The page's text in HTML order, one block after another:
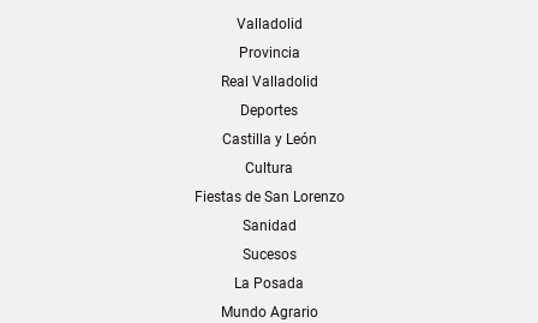
Valladolid
Provincia
Real Valladolid
Deportes
Castilla y León
Cultura
Fiestas de San Lorenzo
Sanidad
Sucesos
La Posada
Mundo Agrario